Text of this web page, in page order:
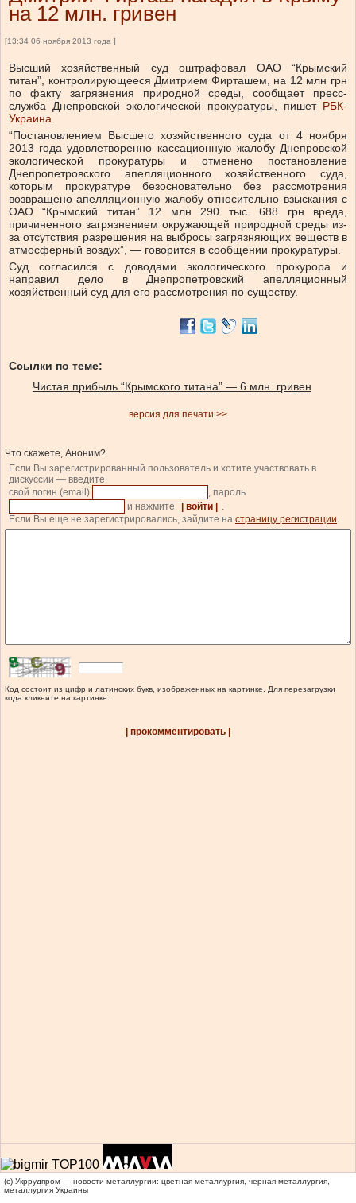
на 12 млн. гривен
[13:34 06 ноября 2013 года ]
Высший хозяйственный суд оштрафовал ОАО “Крымский
титан”, контролирующееся Дмитрием Фирташем, на 12 млн грн
по факту загрязнения природной среды, сообщает пресс-
служба Днепровской экологической прокуратуры, пишет РБК-
Украина.
“Постановлением Высшего хозяйственного суда от 4 ноября
2013 года удовлетворенно кассационную жалобу Днепровской
экологической прокуратуры и отменено постановление
Днепропетровского апелляционного хозяйственного суда,
которым прокуратуре безосновательно без рассмотрения
возвращено апелляционную жалобу относительно взыскания с
ОАО “Крымский титан” 12 млн 290 тыс. 688 грн вреда,
причиненного загрязнением окружающей природной среды из-
за отсутствия разрешения на выбросы загрязняющих веществ в
атмосферный воздух”, — говорится в сообщении прокуратуры.
Суд согласился с доводами экологического прокурора и
направил дело в Днепропетровский апелляционный
хозяйственный суд для его рассмотрения по существу.
Ссылки по теме:
Чистая прибыль “Крымского титана” — 6 млн. гривен
версия для печати >>
Что скажете, Аноним?
Если Вы зарегистрированный пользователь и хотите участвовать в
дискуссии — введите
свой логин (email)
, пароль
и нажмите
| войти |
.
Если Вы еще не зарегистрировались, зайдите на страницу регистрации.
Код состоит из цифр и латинских букв, изображенных на картинке. Для перезагрузки
кода кликните на картинке.
| прокомментировать |
(c) Укррудпром — новости металлургии: цветная металлургия, черная металлургия,
металлургия Украины